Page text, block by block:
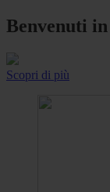
Benvenuti in
Scopri di più